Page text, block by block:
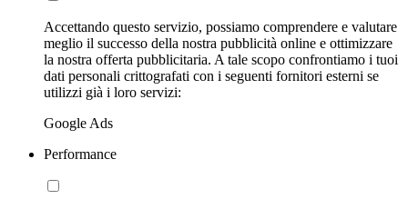
Accettando questo servizio, possiamo comprendere e valutare
meglio il successo della nostra pubblicità online e ottimizzare
la nostra offerta pubblicitaria. A tale scopo confrontiamo i tuoi
dati personali crittografati con i seguenti fornitori esterni se
utilizzi già i loro servizi:
Google Ads
Performance